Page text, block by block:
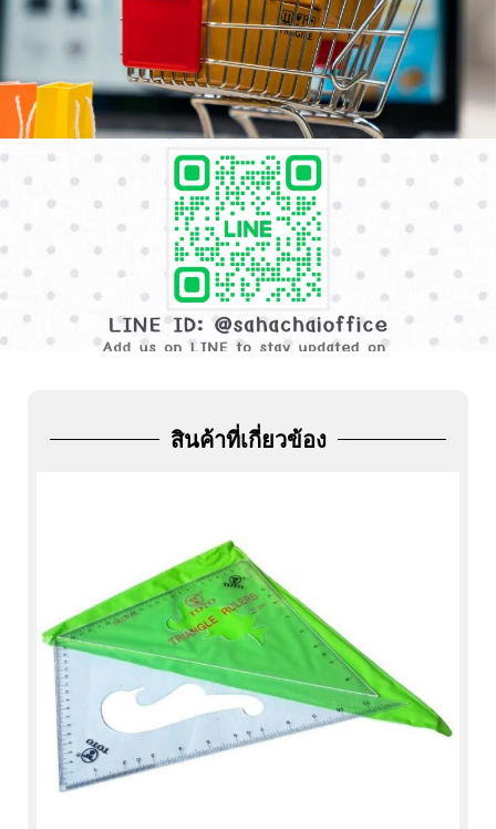
สินค้าที่เกี่ยวข้อง